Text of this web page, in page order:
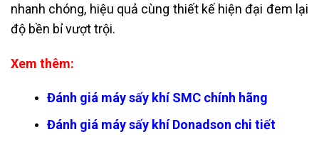
nhanh chóng, hiệu quả cùng thiết kế hiện đại đem lại
độ bền bỉ vượt trội.
Xem thêm:
Đánh giá máy sấy khí SMC chính hãng
Đánh giá máy sấy khí Donadson chi tiết